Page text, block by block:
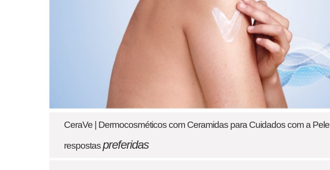
CeraVe | Dermocosméticos com Ceramidas para Cuidados com a Pele
respostaspreferidas